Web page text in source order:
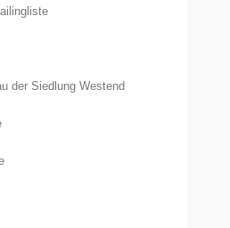
der Siedlung Westend